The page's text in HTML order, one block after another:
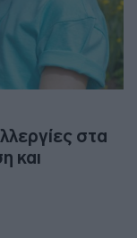
στα
και